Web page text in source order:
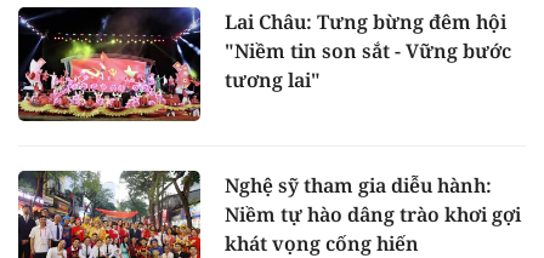
Lai Châu: Tưng bừng đêm hội
"Niềm tin son sắt - Vững bước
tương lai"
Nghệ sỹ tham gia diễu hành:
Niềm tự hào dâng trào khơi gợi
khát vọng cống hiến